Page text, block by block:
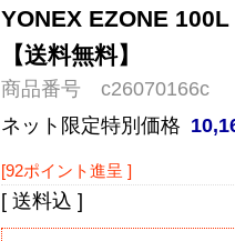
YONEX EZONE
【送料無料】
商品番号 c26070166c
ネット限定特別価格
[92ポイント進呈 ]
[ 送料込 ]